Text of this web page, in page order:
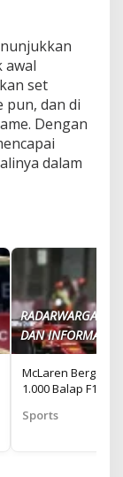
awal
set
pun, dan di
Dengan
dalam
RADARWARGA.ID
DAN INFORMASI
McLaren
1.000 Balap F1
Sports